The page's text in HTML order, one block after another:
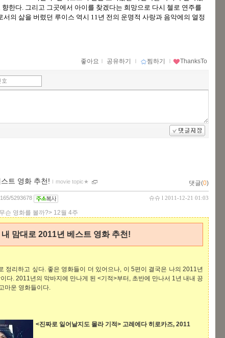
한다. 그리고 그곳에서 아이를 찾겠다는 희망으로 다시 첼로 연주를
서의 삶을 버렸던 루이스 역시 11년 전의 운명적 사랑과 음악에의 열정
좋아요 ｌ 공유하기 ｌ 찜하기 ｌ ThanksTo
트 영화 추천! ｌ movie topic★ 댓글(0)
슈슈 l 2011-12-21 01:03
5293678
슨 영화를 볼까?> 12월 4주
내 맘대로 2011년 베스트 영화 추천!
정리하고 싶다. 좋은 영화들이 더 있어으나, 이 5편이 결국은 나의 2011년
다. 2011년의 막바지에 만나게 된 <기적>부터, 초반에 만나서 1년 내내 끙
마운 영화들이다.
<진짜로 일어날지도 몰라 기적> 고레에다 히로카즈, 2011